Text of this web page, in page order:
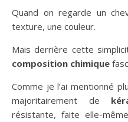
Quand on regarde un
texture, une couleur.
Mais derrière cette
composition chimique
Comme je l’ai mentionné
majoritairement de
résistante, faite elle-